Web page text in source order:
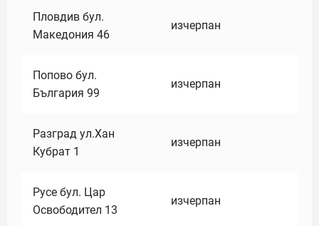
Пловдив бул.
Македония 46
изчерпан
Попово бул.
България 99
изчерпан
Разград ул.Хан
Кубрат 1
изчерпан
Русе бул. Цар
Освободител 13
изчерпан